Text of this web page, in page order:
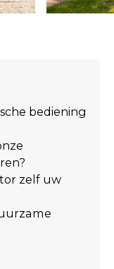
bediening
zelf uw